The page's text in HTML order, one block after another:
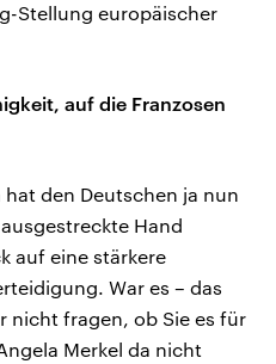
Stellung europäischer
auf die Franzosen
den Deutschen ja nun
Hand
auf eine stärkere
War es – das
nicht fragen, ob Sie es für
Merkel da nicht